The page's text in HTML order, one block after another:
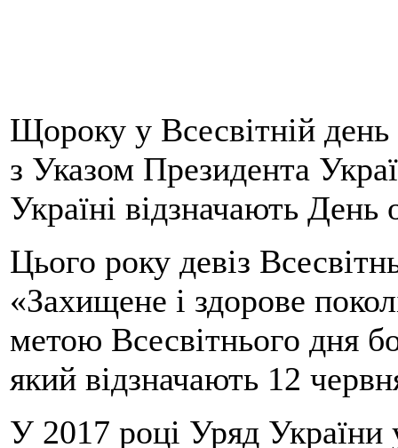
Щороку у Всесвітній день
з Указом Президента
Україні відзначають День
Цього року девіз
«Захищене і здорове
метою Всесвітнього дня
який відзначають 12
У 2017 році Уряд України